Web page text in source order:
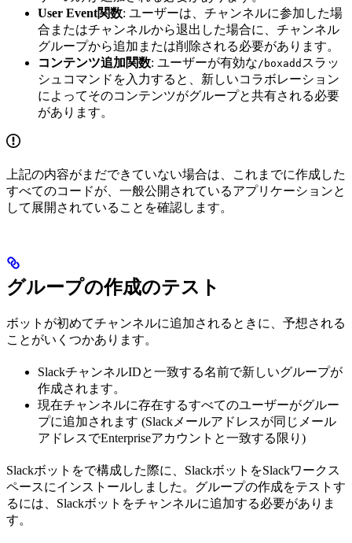
User Event関数: ユーザーは、チャンネルに参加した場
合またはチャンネルから退出した場合に、チャンネル
グループから追加または削除される必要があります。
コンテンツ追加関数: ユーザーが有効な/boxadd スラッ
シュコマンドを入力すると、新しいコラボレーション
によってそのコンテンツがグループと共有される必要
があります。
上記の内容がまだできていない場合は、これまでに作成した
すべてのコードが、一般公開されているアプリケーションと
して展開されていることを確認します。
グループの作成のテスト
ボットが初めてチャンネルに追加されるときに、予想される
ことがいくつかあります。
SlackチャンネルIDと一致する名前で新しいグループが
作成されます。
現在チャンネルに存在するすべてのユーザーがグルー
プに追加されます (Slackメールアドレスが同じメール
アドレスでEnterpriseアカウントと一致する限り)
Slackボットをで構成した際に、SlackボットをSlackワークス
ペースにインストールしました。グループの作成をテストす
るには、Slackボットをチャンネルに追加する必要がありま
す。